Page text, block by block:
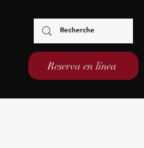
Reserva en línea